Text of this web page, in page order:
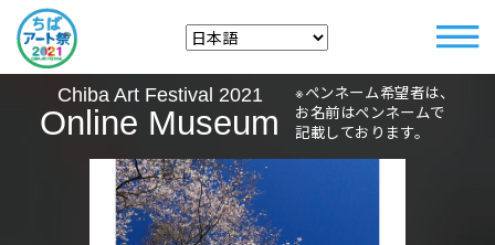
Chiba Art Festival 2021
Online Museum
※ペンネーム希望者は、
お名前はペンネームで
記載しております。